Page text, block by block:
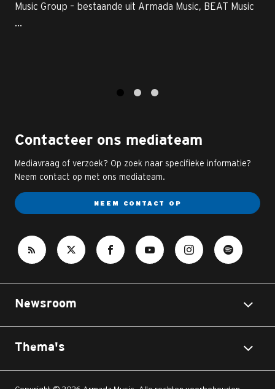
Music Group – bestaande uit Armada Music, BEAT Music
...
Contacteer ons mediateam
Mediavraag of verzoek? Op zoek naar specifieke informatie?
Neem contact op met ons mediateam.
NEEM CONTACT OP
Newsroom
Thema's